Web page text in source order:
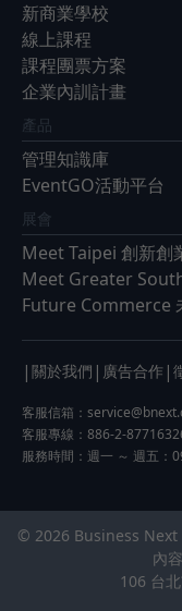
新商業學校
線上課程
課程團票方案
企業內訓計畫
產品
管理知識庫
EventGO活動平台
展會
Meet Taipei 創新創
Meet Greater
Future Commerce
| 關於我們 | 廣告合作 |
客服信箱：
客服專線：886-2-
服務時間：週一 ～ 週五：
© 2026 Business
內
106 台